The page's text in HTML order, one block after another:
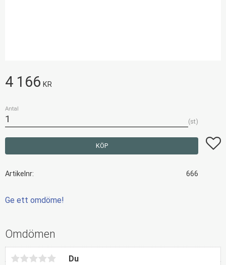
4 166 KR
Antal
st
KÖP
Artikelnr 666
Ge ett omdöme!
Omdömen
Du